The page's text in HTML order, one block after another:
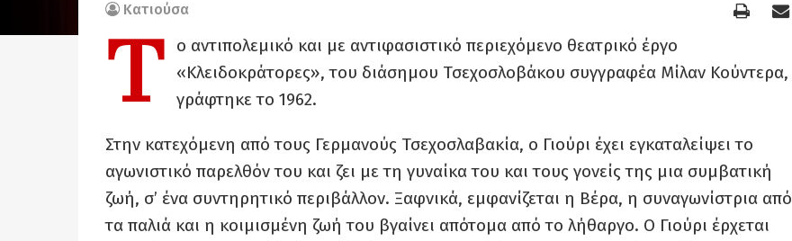
Κατιούσα
Τ
ο αντιπολεμικό και με αντιφασιστικό περιεχόμενο θεατρικό έργο
«Κλειδοκράτορες», του διάσημου Τσεχοσλοβάκου συγγραφέα Μίλαν Κούντερα,
γράφτηκε το 1962.
Στην κατεχόμενη από τους Γερμανούς Τσεχοσλαβακία, ο Γιούρι έχει εγκαταλείψει το
αγωνιστικό παρελθόν του και ζει με τη γυναίκα του και τους γονείς της μια συμβατική
ζωή, σ’ ένα συντηρητικό περιβάλλον. Ξαφνικά, εμφανίζεται η Βέρα, η συναγωνίστρια από
τα παλιά και η κοιμισμένη ζωή του βγαίνει απότομα από το λήθαργο. Ο Γιούρι έρχεται